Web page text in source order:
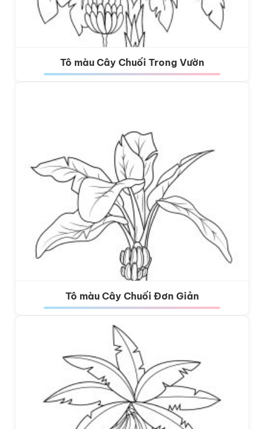
Tô màu Cây Chuối Trong Vườn
Tô màu Cây Chuối Đơn Giản